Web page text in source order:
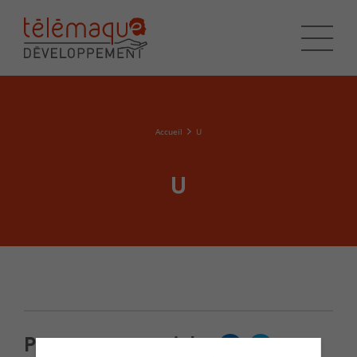
Accueil U
U
Partager cet article